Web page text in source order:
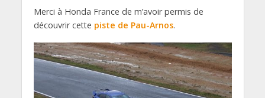
Merci à Honda France de m’avoir permis de
découvrir cette piste de Pau-Arnos.